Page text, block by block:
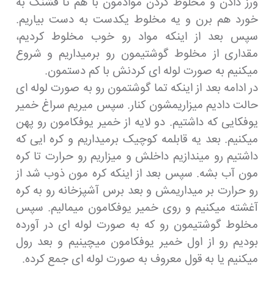
خورد هم برن و یه مخلوط یکدست به دست بیاریم.
سپس بعد از اینکه مواد رو خوب مخلوط کردیم،
مقداری از مخلوط گوشتیمون رو برمیداریم و شروع
میکنیم به صورت لوله ای کردنش با کم دستمون.
در ادامه بعد از اینکه تما گوشتمون رو به صورت لوله ای
حالت دادیم میزاریمشون کنار. سپس میریم سراغ خمیر
یوفکایی که داشتیم. دو لایه از خمیر یوفکامون رو پهن
میکنیم. بعد یه قابلمه کوچیک برمیداریم و کره ایی که
داشتیم رو میندازیم داخلش و میزاریم رو حرارت تا کره
مون آب بشه. سپس بعد از اینکه کره مون ذوب شد از
رو حرارت بر میداریمش و بعد برس آشپزخانه رو به کره
آغشته میکنیم و روی خمیر یوفکامون میمالیم. سپس
مخلوط گوشتیمون رو که به صورت لوله ای در آورده
بودیم رو از اول خمیر یوفکامون میچینیم و بعد رول
میکنیم یا به قول معروف به صورت لوله ای جمع کرده.